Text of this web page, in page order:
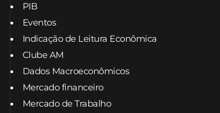
PIB
Eventos
Indicação de Leitura Econômica
Clube AM
Dados Macroeconômicos
Mercado financeiro
Mercado de Trabalho